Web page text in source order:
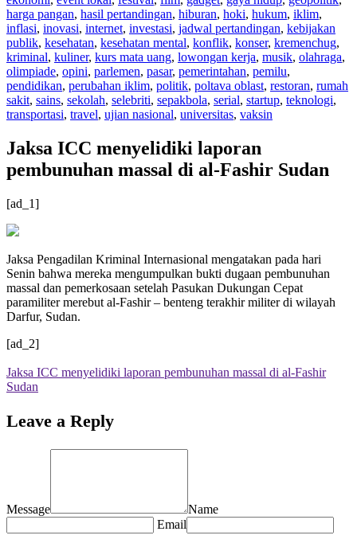
harga pangan, hasil pertandingan, hiburan, hoki, hukum, iklim,
inflasi, inovasi, internet, investasi, jadwal pertandingan, kebijakan
publik, kesehatan, kesehatan mental, konflik, konser, kremenchug,
kriminal, kuliner, kurs mata uang, lowongan kerja, musik, olahraga,
olimpiade, opini, parlemen, pasar, pemerintahan, pemilu,
pendidikan, perubahan iklim, politik, poltava oblast, restoran, rumah
sakit, sains, sekolah, selebriti, sepakbola, serial, startup, teknologi,
transportasi, travel, ujian nasional, universitas, vaksin
Jaksa ICC menyelidiki laporan
pembunuhan massal di al-Fashir Sudan
[ad_1]
Jaksa Pengadilan Kriminal Internasional mengatakan pada hari
Senin bahwa mereka mengumpulkan bukti dugaan pembunuhan
massal dan pemerkosaan setelah Pasukan Dukungan Cepat
paramiliter merebut al-Fashir – benteng terakhir militer di wilayah
Darfur, Sudan.
[ad_2]
Jaksa ICC menyelidiki laporan pembunuhan massal di al-Fashir
Sudan
Leave a Reply
Message
Name
Email